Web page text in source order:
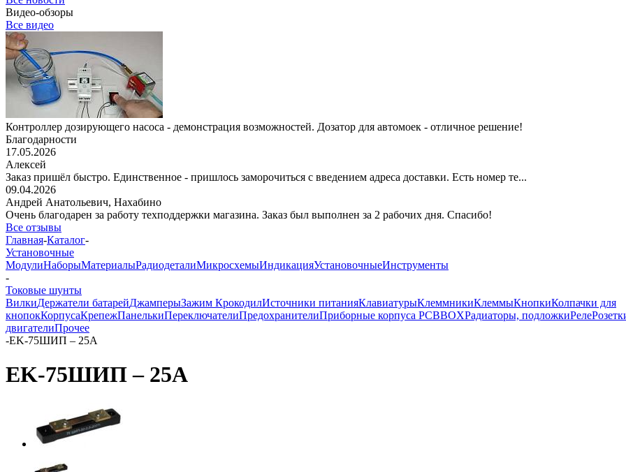
Видео-обзоры
Все видео
Контроллер дозирующего насоса - демонстрация возможностей. Дозатор для автомоек - отличное решение!
Благодарности
17.05.2026
Алексей
Заказ пришёл быстро. Единственное - пришлось заморочиться с введением адреса доставки. Есть номер те...
09.04.2026
Андрей Анатольевич, Нахабино
Очень благодарен за работу техподдержки магазина. Заказ был выполнен за 2 рабочих дня. Спасибо!
Все отзывы
Главная-Каталог-
Установочные
МодулиНаборыМатериалыРадиодеталиМикросхемыИндикацияУстановочныеИнструменты
-
Токовые шунты
ВилкиДержатели батарейДжамперыЗажим КрокодилИсточники питанияКлавиатурыКлеммникиКлеммыКнопкиКолпачки для
кнопокКорпусаКрепежПанелькиПереключателиПредохранителиПриборные корпуса PCBBOXРадиаторы, подложкиРеле
двигателиПрочее
-EK-75ШИП – 25А
EK-75ШИП – 25А